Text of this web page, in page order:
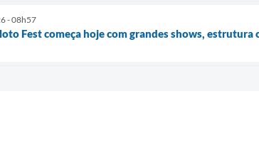
- 08h57
Fest começa hoje com grandes shows, estrutura